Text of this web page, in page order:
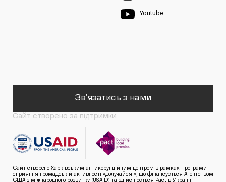
Youtube
Зв'язатись з нами
Сайт створено за підтримки
Сайт створено Харківським антикорупційним центром в рамках Програми
сприяння громадській активності «Долучайся!», що фінансується Агентством
США з міжнародного розвитку (USAID) та здійснюється Pact в Україні.